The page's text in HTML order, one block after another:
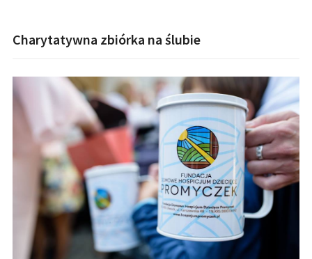
Charytatywna zbiórka na ślubie